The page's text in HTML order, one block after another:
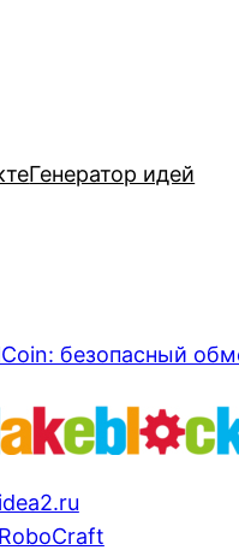
Генератор идей
безопасный
idea2.ru
RoboCraft